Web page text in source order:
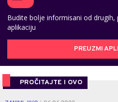
Budite bolje informisani od
aplikaciju
PREUZMI
PROČITAJTE I OVO